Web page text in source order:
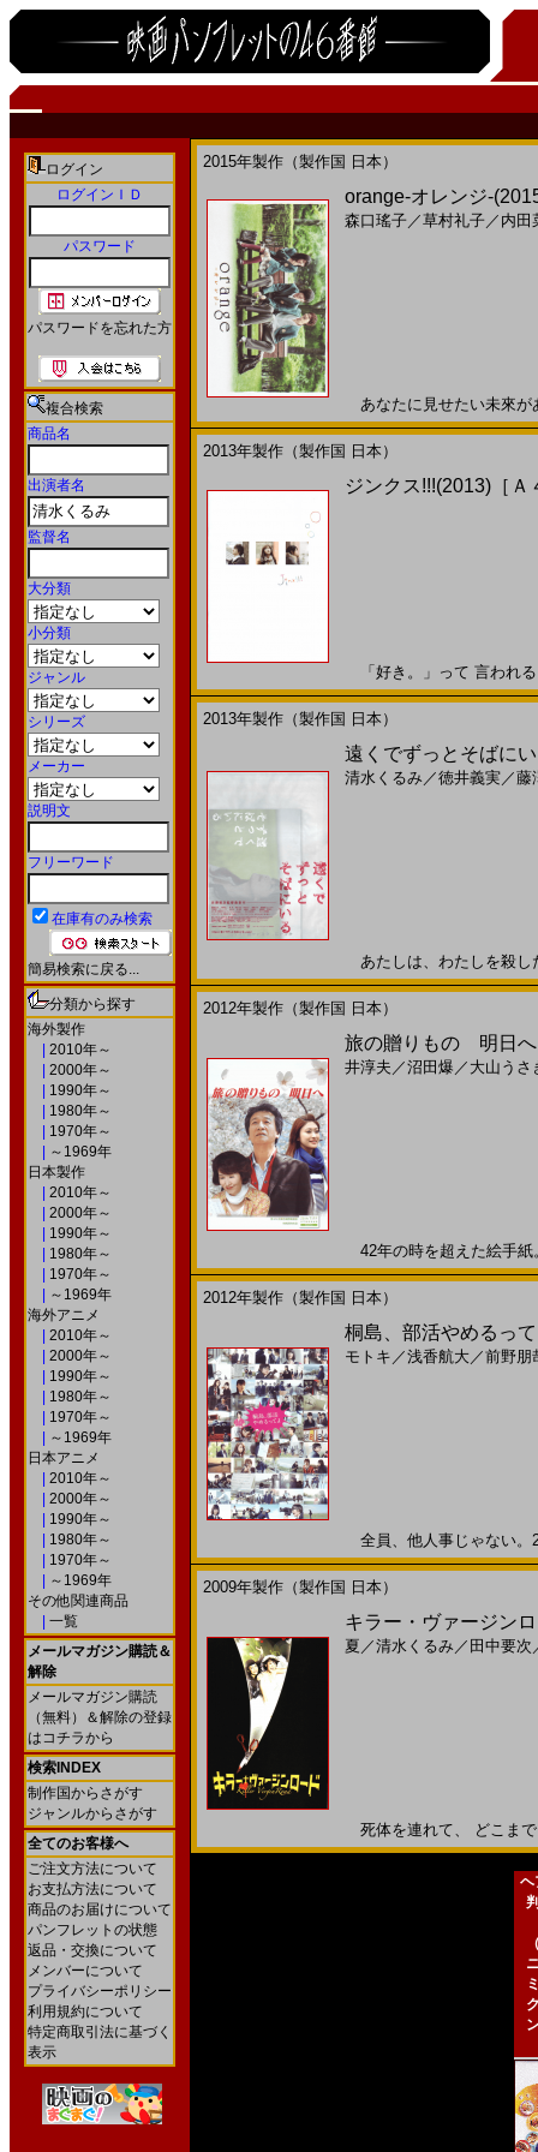
ログイン
ログインＩＤ
パスワード
パスワードを忘れた方
複合検索
商品名
出演者名
監督名
大分類
小分類
ジャンル
シリーズ
メーカー
説明文
フリーワード
在庫有のみ検索
簡易検索に戻る...
分類から探す
海外製作
2010年～
2000年～
1990年～
1980年～
1970年～
～1969年
日本製作
2010年～
2000年～
1990年～
1980年～
1970年～
～1969年
海外アニメ
2010年～
2000年～
1990年～
1980年～
1970年～
～1969年
日本アニメ
2010年～
2000年～
1990年～
1980年～
1970年～
～1969年
その他関連商品
一覧
メールマガジン購読＆
解除
メールマガジン購読
（無料）＆解除の登録
はコチラから
検索INDEX
制作国からさがす
ジャンルからさがす
全てのお客様へ
ご注文方法について
お支払方法について
商品のお届けについて
パンフレットの状態
返品・交換について
メンバーについて
プライバシーポリシー
利用規約について
特定商取引法に基づく
表示
2015年製作（製作国 日本）
orange-オレンジ-
森口瑤子／草村礼子／ 内田
あなたに見せたい未來
2013年製作（製作国 日本）
ジンクス!!!(2013)［Ａ
「好き。」って 言われ
2013年製作（製作国 日本）
遠くでずっとそばに
清水くるみ／徳井義実／藤
あたしは、わたしを殺
2012年製作（製作国 日本）
旅の贈りもの 明日へ
井淳夫 ／沼田爆 ／ 大山うさ
42年の時を超えた絵手
2012年製作（製作国 日本）
桐島、部活やめるっ
モトキ ／浅香航大／前野朋
全員、他人事じゃない
2009年製作（製作国 日本）
キラー・ヴァージン
夏 ／清水くるみ／ 田中要次
死体を連れて、 どこま
ヘ